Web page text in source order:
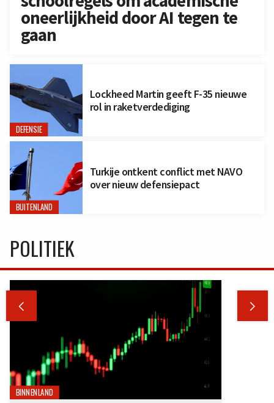
oneerlijkheid door AI tegen te
gaan
DEFENSIE
Lockheed Martin geeft F-35 nieuwe
rol in raketverdediging
BUITENLAND
Turkije ontkent conflict met NAVO
over nieuw defensiepact
POLITIEK
 
BINNENLAND